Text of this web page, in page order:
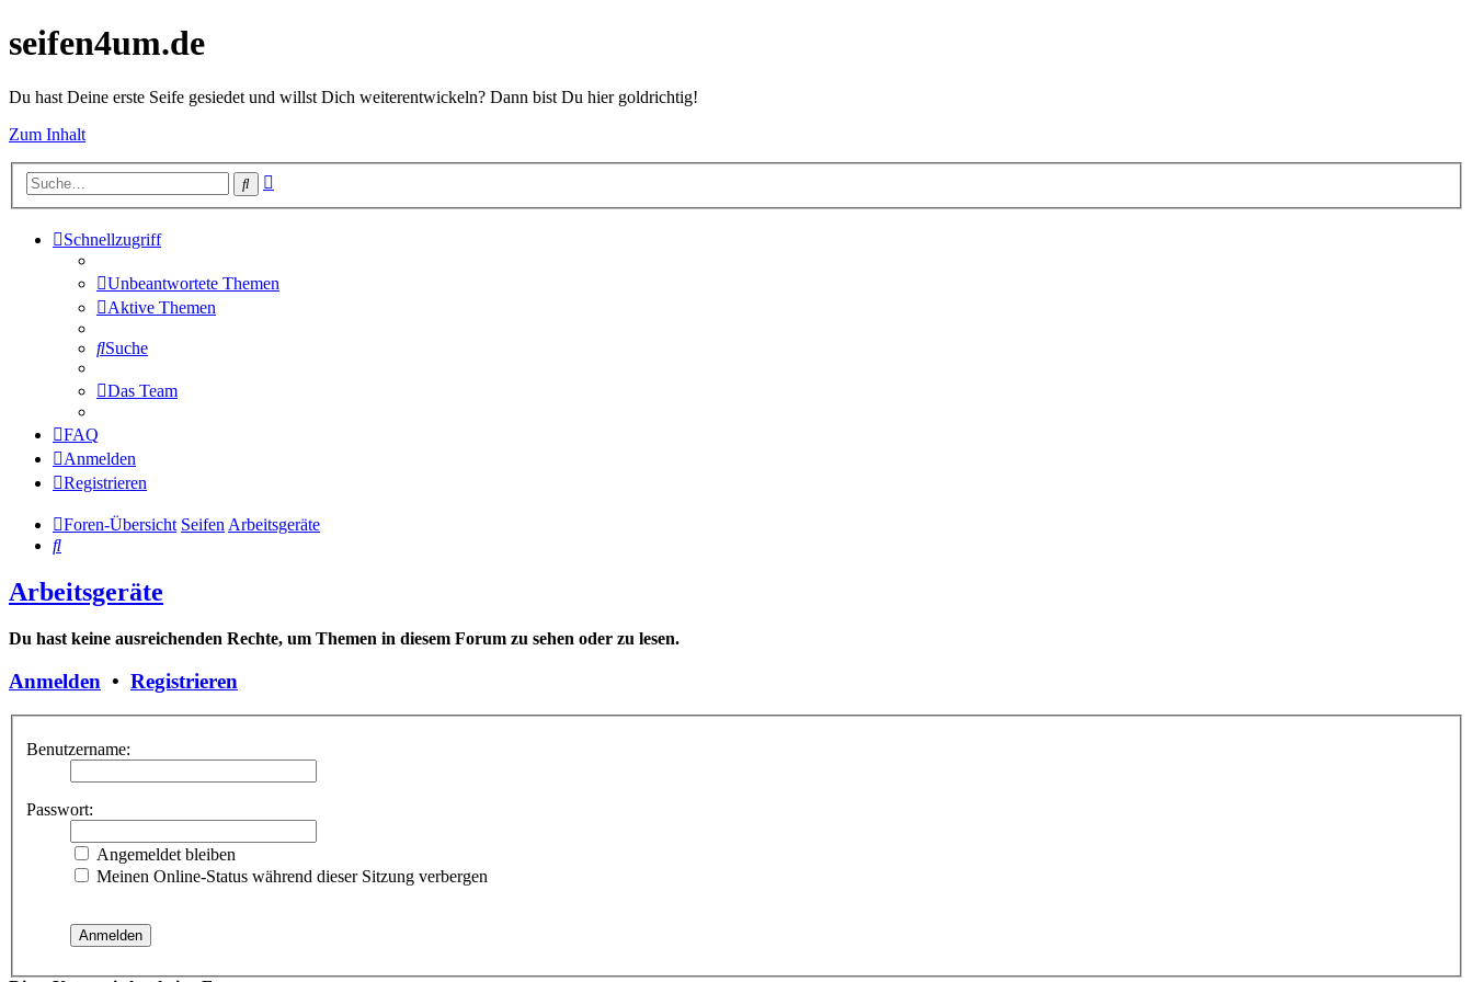
seifen4um.de
Du hast Deine erste Seife gesiedet und willst Dich weiterentwickeln? Dann bist Du hier goldrichtig!
Zum Inhalt
Suche
Schnellzugriff
Unbeantwortete Themen
Aktive Themen
Suche
Das Team
FAQ
Anmelden
Registrieren
Foren-Übersicht SeifenArbeitsgeräte
Suche
Arbeitsgeräte
Du hast keine ausreichenden Rechte, um Themen in diesem Forum zu sehen oder zu lesen.
Anmelden • Registrieren
Benutzername:
Passwort:
Angemeldet bleiben
Meinen Online-Status während dieser Sitzung verbergen